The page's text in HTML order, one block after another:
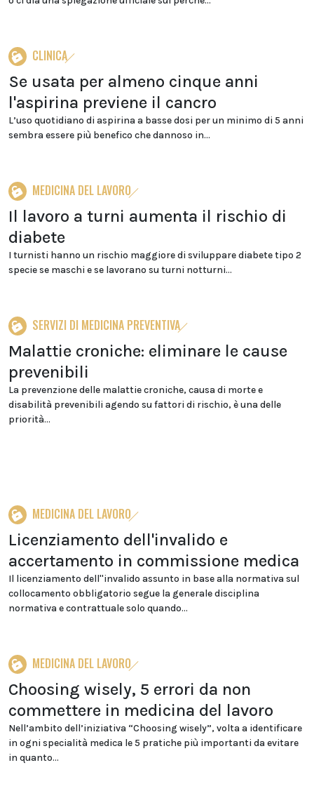
CLINICA
Se usata per almeno cinque anni
l'aspirina previene il cancro
L’uso quotidiano di aspirina a basse dosi per un minimo di 5 anni
sembra essere più benefico che dannoso in...
MEDICINA DEL LAVORO
Il lavoro a turni aumenta il rischio di
diabete
I turnisti hanno un rischio maggiore di sviluppare diabete tipo 2
specie se maschi e se lavorano su turni notturni...
SERVIZI DI MEDICINA PREVENTIVA
Malattie croniche: eliminare le cause
prevenibili
La prevenzione delle malattie croniche, causa di morte e
disabilità prevenibili agendo su fattori di rischio, è una delle
priorità...
MEDICINA DEL LAVORO
Licenziamento dell'invalido e
accertamento in commissione medica
Il licenziamento dell''invalido assunto in base alla normativa sul
collocamento obbligatorio segue la generale disciplina
normativa e contrattuale solo quando...
MEDICINA DEL LAVORO
Choosing wisely, 5 errori da non
commettere in medicina del lavoro
Nell’ambito dell’iniziativa “Choosing wisely”, volta a identificare
in ogni specialità medica le 5 pratiche più importanti da evitare
in quanto...